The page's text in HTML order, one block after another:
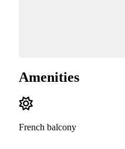
Amenities
French balcony